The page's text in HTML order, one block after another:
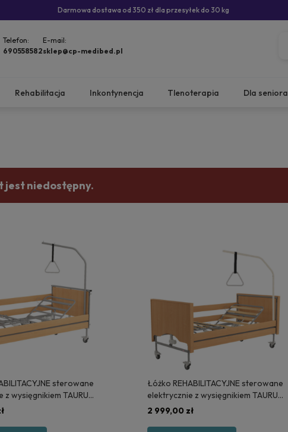
Darmowa dostawa od 350 zł dla przesyłek do 30 kg
Telefon:
690558582
E-mail:
sklep@cp-medibed.pl
Rehabilitacja Inkontynencja Tlenoterapia Dla seniora
jest niedostępny.
sterowane
z wysięgnikiem TAURUS
Łóżko REHABILITACYJNE sterowane
elektrycznie z wysięgnikiem TAURUS
2 LUX - POLSKA PRODUKCJA
2 999,00 zł